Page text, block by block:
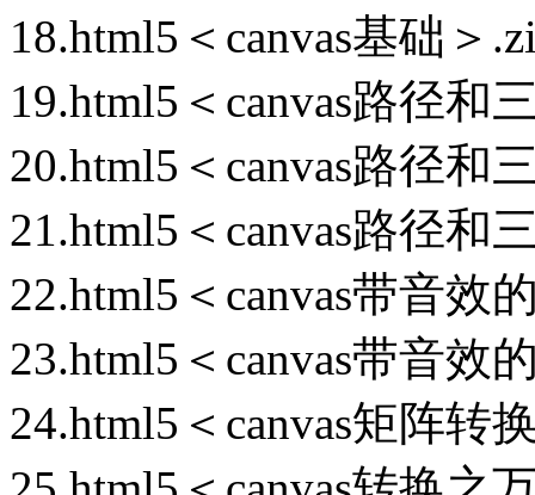
18.html5＜canvas基础＞
19.html5＜canvas路径和
20.html5＜canvas路径和
21.html5＜canvas路径和
22.html5＜canvas带音效
23.html5＜canvas带音效
24.html5＜canvas矩阵转